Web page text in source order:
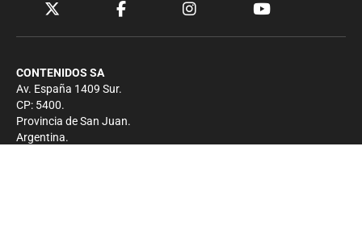
CONTENIDOS SA
Av. España 1409 Sur.
CP: 5400.
Provincia de San Juan.
Argentina.